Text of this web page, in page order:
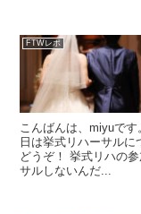
FTWレポ
こんばんは、miyuで
日は挙式リハーサル
どうぞ！ 挙式リハの
サルしないんだ...